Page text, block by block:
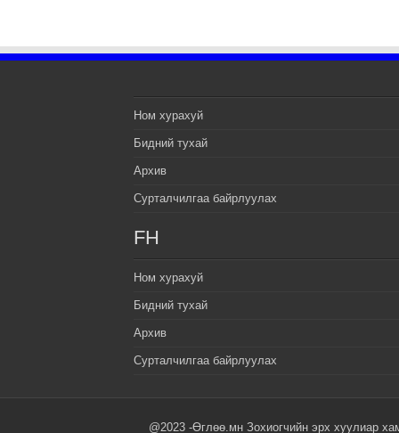
Ном хурахуй
Бидний тухай
Архив
Сурталчилгаа байрлуулах
FH
Ном хурахуй
Бидний тухай
Архив
Сурталчилгаа байрлуулах
@2023 -Өглөө.мн Зохиогчийн эрх хуулиар